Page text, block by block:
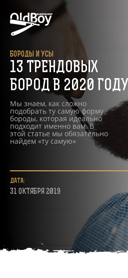
БОРОДЫ И УСЫ
13 ТРЕНДОВЫХ
БОРОД В 2020 ГОДУ
Мы знаем, как сложно
подобрать ту самую форму
бороды, которая идеально
подходит именно вам. В
этой статье мы обязательно
найдем «ту самую»
ДАТА:
31 ОКТЯБРЯ 2019